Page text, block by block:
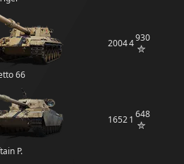
66
20044930
P.
16521 648